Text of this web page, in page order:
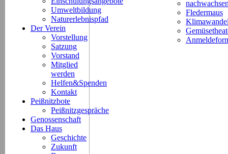
Fledermaus
Umweltbildung
Naturerlebnispfad
Der Verein
Vorstellung
Satzung
Vorstand
Mitglied
werden
Helfen&Spenden
Kontakt
Peißnitzbote
Peißnitzgespräche
Genossenschaft
Das Haus
Geschichte
Zukunft